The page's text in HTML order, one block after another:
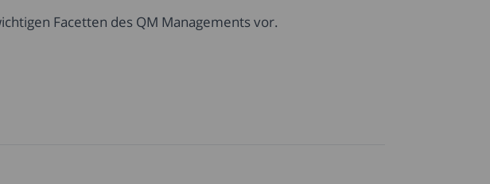
Facetten des QM Managements vor.